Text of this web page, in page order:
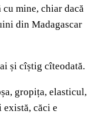
mine, chiar dacă
din Madagascar
și cîștig cîteodată.
gropița, elasticul,
există, căci e